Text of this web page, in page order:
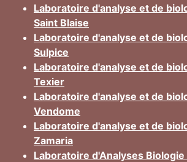
Laboratoire d'analyse et de
Saint Blaise
Laboratoire d'analyse et de
Sulpice
Laboratoire d'analyse et de
Texier
Laboratoire d'analyse et de
Vendome
Laboratoire d'analyse et de
Zamaria
Laboratoire d'Analyses